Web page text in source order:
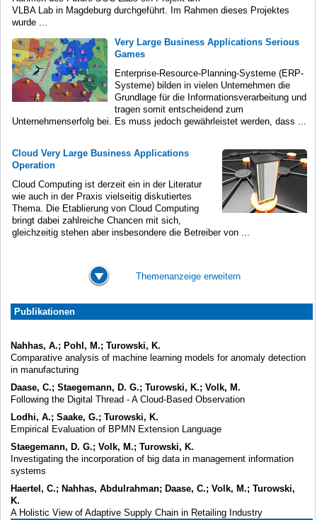
VLBA Lab in Magdeburg durchgeführt. Im Rahmen dieses Projektes
wurde ...
Very Large Business Applications Serious
Games
Enterprise-Resource-Planning-Systeme (ERP-
Systeme) bilden in vielen Unternehmen die
Grundlage für die Informationsverarbeitung und
tragen somit entscheidend zum
Unternehmenserfolg bei. Es muss jedoch gewährleistet werden, dass ...
Cloud Very Large Business Applications
Operation
Cloud Computing ist derzeit ein in der Literatur
wie auch in der Praxis vielseitig diskutiertes
Thema. Die Etablierung von Cloud Computing
bringt dabei zahlreiche Chancen mit sich,
gleichzeitig stehen aber insbesondere die Betreiber von ...
Themenanzeige erweitern
Publikationen
Nahhas, A.; Pohl, M.; Turowski, K.
Comparative analysis of machine learning models for anomaly detection
in manufacturing
Daase, C.; Staegemann, D. G.; Turowski, K.; Volk, M.
Following the Digital Thread - A Cloud-Based Observation
Lodhi, A.; Saake, G.; Turowski, K.
Empirical Evaluation of BPMN Extension Language
Staegemann, D. G.; Volk, M.; Turowski, K.
Investigating the incorporation of big data in management information
systems
Haertel, C.; Nahhas, Abdulrahman; Daase, C.; Volk, M.; Turowski,
K.
A Holistic View of Adaptive Supply Chain in Retailing Industry